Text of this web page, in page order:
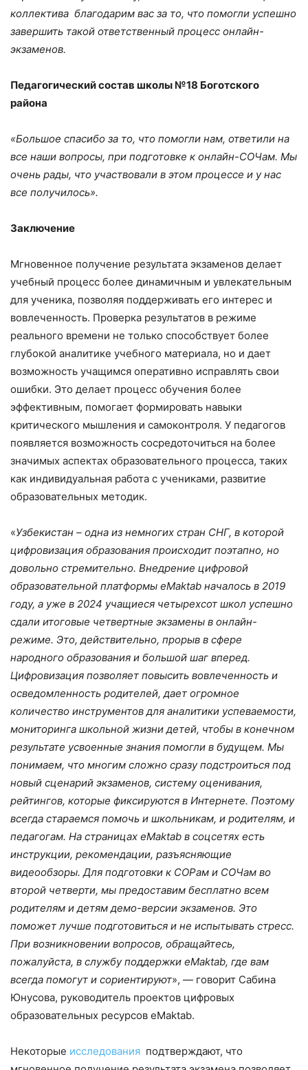
коллектива благодарим вас за то, что помогли успешно
завершить такой ответственный процесс онлайн-
экзаменов.
Педагогический состав школы №18 Боготского
района
«Большое спасибо за то, что помогли нам, ответили на
все наши вопросы, при подготовке к онлайн-СОЧам. Мы
очень рады, что участвовали в этом процессе и у нас
все получилось».
Заключение
Мгновенное получение результата экзаменов делает
учебный процесс более динамичным и увлекательным
для ученика, позволяя поддерживать его интерес и
вовлеченность. Проверка результатов в режиме
реального времени не только способствует более
глубокой аналитике учебного материала, но и дает
возможность учащимся оперативно исправлять свои
ошибки. Это делает процесс обучения более
эффективным, помогает формировать навыки
критического мышления и самоконтроля. У педагогов
появляется возможность сосредоточиться на более
значимых аспектах образовательного процесса, таких
как индивидуальная работа с учениками, развитие
образовательных методик.
«Узбекистан – одна из немногих стран СНГ, в которой
цифровизация образования происходит поэтапно, но
довольно стремительно. Внедрение цифровой
образовательной платформы eMaktab началось в 2019
году, а уже в 2024 учащиеся четырехсот школ успешно
сдали итоговые четвертные экзамены в онлайн-
режиме. Это, действительно, прорыв в сфере
народного образования и большой шаг вперед.
Цифровизация позволяет повысить вовлеченность и
осведомленность родителей, дает огромное
количество инструментов для аналитики успеваемости,
мониторинга школьной жизни детей, чтобы в конечном
результате усвоенные знания помогли в будущем. Мы
понимаем, что многим сложно сразу подстроиться под
новый сценарий экзаменов, систему оценивания,
рейтингов, которые фиксируются в Интернете. Поэтому
всегда стараемся помочь и школьникам, и родителям, и
педагогам. На страницах eMaktab в соцсетях есть
инструкции, рекомендации, разъясняющие
видеообзоры. Для подготовки к СОРам и СОЧам во
второй четверти, мы предоставим бесплатно всем
родителям и детям демо-версии экзаменов. Это
поможет лучше подготовиться и не испытывать стресс.
При возникновении вопросов, обращайтесь,
пожалуйста, в службу поддержки eMaktab, где вам
всегда помогут и сориентируют», — говорит Сабина
Юнусова, руководитель проектов цифровых
образовательных ресурсов eMaktab.
Некоторые исследования подтверждают, что